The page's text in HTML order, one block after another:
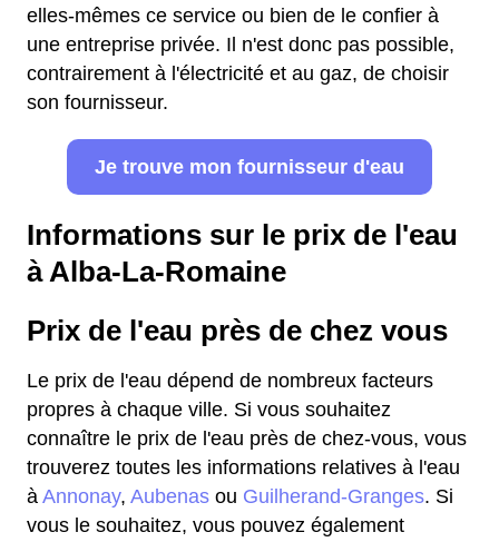
elles-mêmes ce service ou bien de le confier à
une entreprise privée. Il n'est donc pas possible,
contrairement à l'électricité et au gaz, de choisir
son fournisseur.
Je trouve mon fournisseur d'eau
Informations sur le prix de l'eau
à Alba-La-Romaine
Prix de l'eau près de chez vous
Le prix de l'eau dépend de nombreux facteurs
propres à chaque ville. Si vous souhaitez
connaître le prix de l'eau près de chez-vous, vous
trouverez toutes les informations relatives à l'eau
à Annonay, Aubenas ou Guilherand-Granges. Si
vous le souhaitez, vous pouvez également